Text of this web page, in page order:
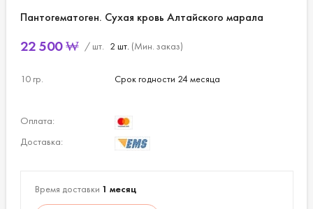
Пантогематоген. Сухая кровь Алтайского марала
22 500 ₩ / шт. 2 шт. (Мин. заказ)
10 гр. Срок годности 24 месяца
Оплата:
Доставка:
Время доставки 1 месяц